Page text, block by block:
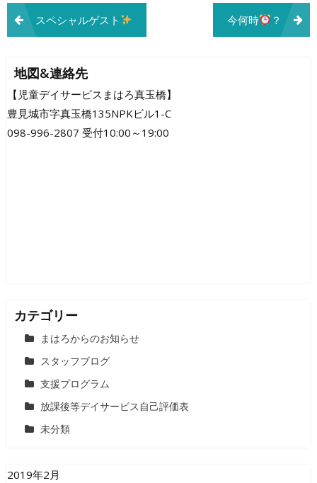
投
稿
ナ
ビ
ゲ
スペシャルゲスト 今何時 ？
地図&連絡先
【児童デイサービスまはろ真玉橋】
豊見城市字真玉橋135NPKビル1-C
098-996-2807 受付10:00～19:00
カテゴリー
まはろからのお知らせ
スタッフブログ
支援プログラム
放課後等デイサービス自己評価表
未分類
2019年2月